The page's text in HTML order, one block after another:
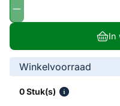
In
Winkelvoorraad
0 Stuk(s)